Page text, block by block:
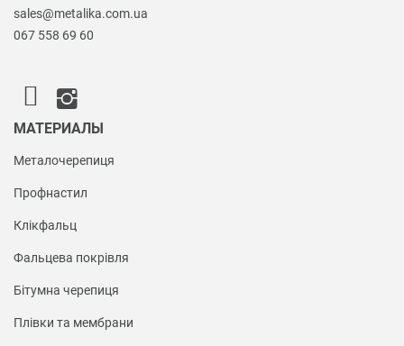
sales@metalika.com.ua
067 558 69 60
МАТЕРИАЛЫ
Металочерепиця
Профнастил
Клікфальц
Фальцева покрівля
Бітумна черепиця
Плівки та мембрани